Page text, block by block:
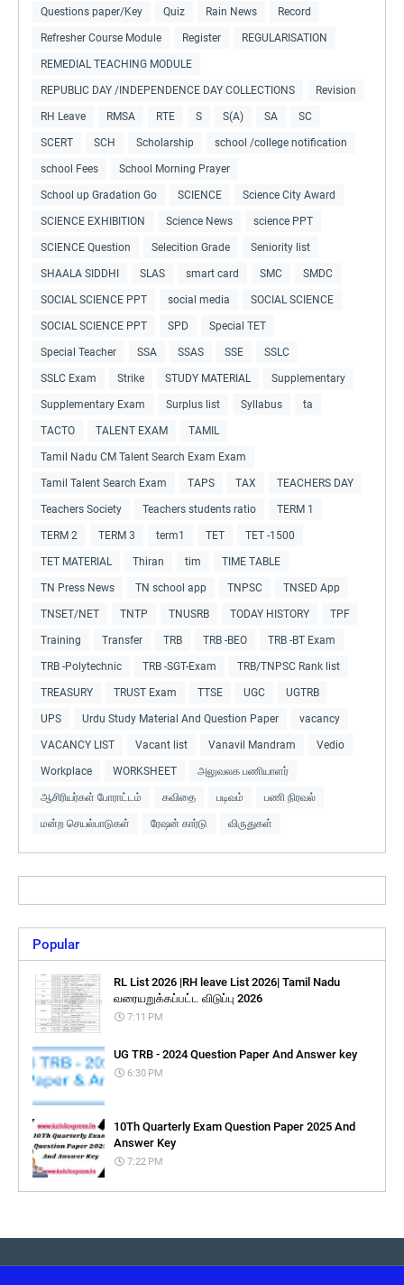
Questions paper/Key Quiz Rain News Record
Refresher Course Module Register REGULARISATION
REMEDIAL TEACHING MODULE
REPUBLIC DAY /INDEPENDENCE DAY COLLECTIONS Revision
RH Leave RMSA RTE S S(A) SA SC
SCERT SCH Scholarship school /college notification
school Fees School Morning Prayer
School up Gradation Go SCIENCE Science City Award
SCIENCE EXHIBITION Science News science PPT
SCIENCE Question Selecition Grade Seniority list
SHAALA SIDDHI SLAS smart card SMC SMDC
SOCIAL SCIENCE PPT social media SOCIAL SCIENCE
SOCIAL SCIENCE PPT SPD Special TET
Special Teacher SSA SSAS SSE SSLC
SSLC Exam Strike STUDY MATERIAL Supplementary
Supplementary Exam Surplus list Syllabus ta
TACTO TALENT EXAM TAMIL
Tamil Nadu CM Talent Search Exam Exam
Tamil Talent Search Exam TAPS TAX TEACHERS DAY
Teachers Society Teachers students ratio TERM 1
TERM 2 TERM 3 term1 TET TET -1500
TET MATERIAL Thiran tim TIME TABLE
TN Press News TN school app TNPSC TNSED App
TNSET/NET TNTP TNUSRB TODAY HISTORY TPF
Training Transfer TRB TRB -BEO TRB -BT Exam
TRB -Polytechnic TRB -SGT-Exam TRB/TNPSC Rank list
TREASURY TRUST Exam TTSE UGC UGTRB
UPS Urdu Study Material And Question Paper vacancy
VACANCY LIST Vacant list Vanavil Mandram Vedio
Workplace WORKSHEET அலுவலக பணியாளர்
ஆசிரியர்கள் போராட்டம் கவிதை படிவம் பணி நிரவல்
மன்ற செயல்பாடுகள் ரேஷன் கார்டு விருதுகள்
Popular
RL List 2026 |RH leave List 2026| Tamil Nadu
வரையறுக்கப்பட்ட விடுப்பு 2026
7:11 PM
UG TRB - 2024 Question Paper And Answer key
6:30 PM
10Th Quarterly Exam Question Paper 2025 And
Answer Key
7:22 PM